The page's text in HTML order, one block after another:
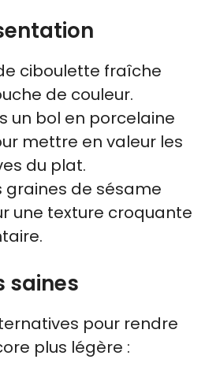
ciboulette fraîche
de couleur.
un bol en porcelaine
mettre en valeur les
du plat.
graines de sésame
une texture croquante
saines
pour rendre
plus légère :